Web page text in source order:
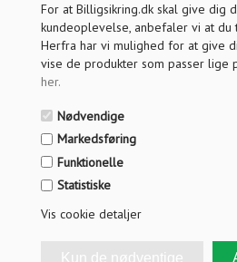
For at Billigsikring.dk skal give dig
kundeoplevelse, anbefaler vi at du
Herfra har vi mulighed for at give
vise de produkter som passer lige
her.
Nødvendige
Markedsføring
Funktionelle
Statistiske
Vis cookie detaljer
Vis pris uden moms
ANTAL
LÆG I KURV